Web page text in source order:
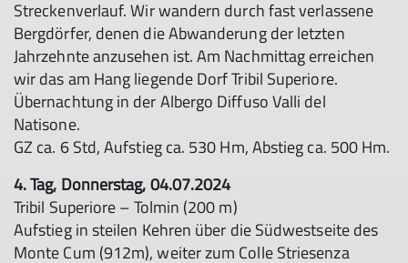
Streckenverlauf. Wir wandern durch fast verlassene
Bergdörfer, denen die Abwanderung der letzten
Jahrzehnte anzusehen ist. Am Nachmittag erreichen
wir das am Hang liegende Dorf Tribil Superiore.
Übernachtung in der Albergo Diffuso Valli del
Natisone.
GZ ca. 6 Std, Aufstieg ca. 530 Hm, Abstieg ca. 500 Hm.
4. Tag, Donnerstag, 04.07.2024
Tribil Superiore – Tolmin (200 m)
Aufstieg in steilen Kehren über die Südwestseite des
Monte Cum (912m), weiter zum Colle Striesenza